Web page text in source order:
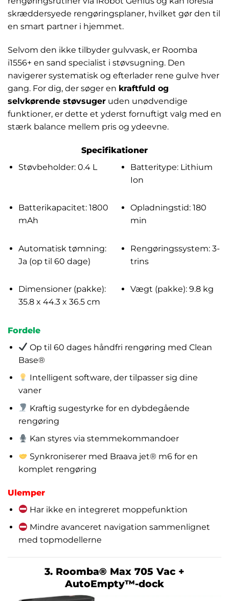
skræddersyede rengøringsplaner, hvilket gør den til
en smart partner i hjemmet.
Selvom den ikke tilbyder gulvvask, er Roomba
i1556+ en sand specialist i støvsugning. Den
navigerer systematisk og efterlader rene gulve hver
gang. For dig, der søger en kraftfuld og
selvkørende støvsuger uden unødvendige
funktioner, er dette et yderst fornuftigt valg med en
stærk balance mellem pris og ydeevne.
Specifikationer
Støvbeholder: 0.4 L
Batteritype: Lithium
Ion
Batterikapacitet: 1800
mAh
Opladningstid: 180
min
Automatisk tømning:
Ja (op til 60 dage)
Rengøringssystem: 3-
trins
Dimensioner (pakke):
35.8 x 44.3 x 36.5 cm
Vægt (pakke): 9.8 kg
Fordele
Op til 60 dages håndfri rengøring med Clean
Base®
Intelligent software, der tilpasser sig dine
vaner
Kraftig sugestyrke for en dybdegående
rengøring
Kan styres via stemmekommandoer
Synkroniserer med Braava jet® m6 for en
komplet rengøring
Ulemper
Har ikke en integreret moppefunktion
Mindre avanceret navigation sammenlignet
med topmodellerne
3. Roomba® Max 705 Vac +
AutoEmpty™-dock